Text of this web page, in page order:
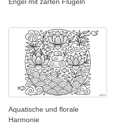
Engel mit zarten Flügeln
Aquatische und florale
Harmonie